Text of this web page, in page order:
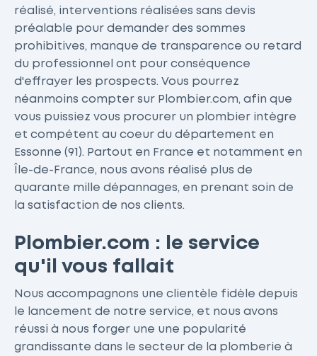
réalisé, interventions réalisées sans devis
préalable pour demander des sommes
prohibitives, manque de transparence ou retard
du professionnel ont pour conséquence
d'effrayer les prospects. Vous pourrez
néanmoins compter sur Plombier.com, afin que
vous puissiez vous procurer un plombier intègre
et compétent au coeur du département en
Essonne (91). Partout en France et notamment en
Île-de-France, nous avons réalisé plus de
quarante mille dépannages, en prenant soin de
la satisfaction de nos clients.
Plombier.com : le service
qu'il vous fallait
Nous accompagnons une clientèle fidèle depuis
le lancement de notre service, et nous avons
réussi à nous forger une une popularité
grandissante dans le secteur de la plomberie à